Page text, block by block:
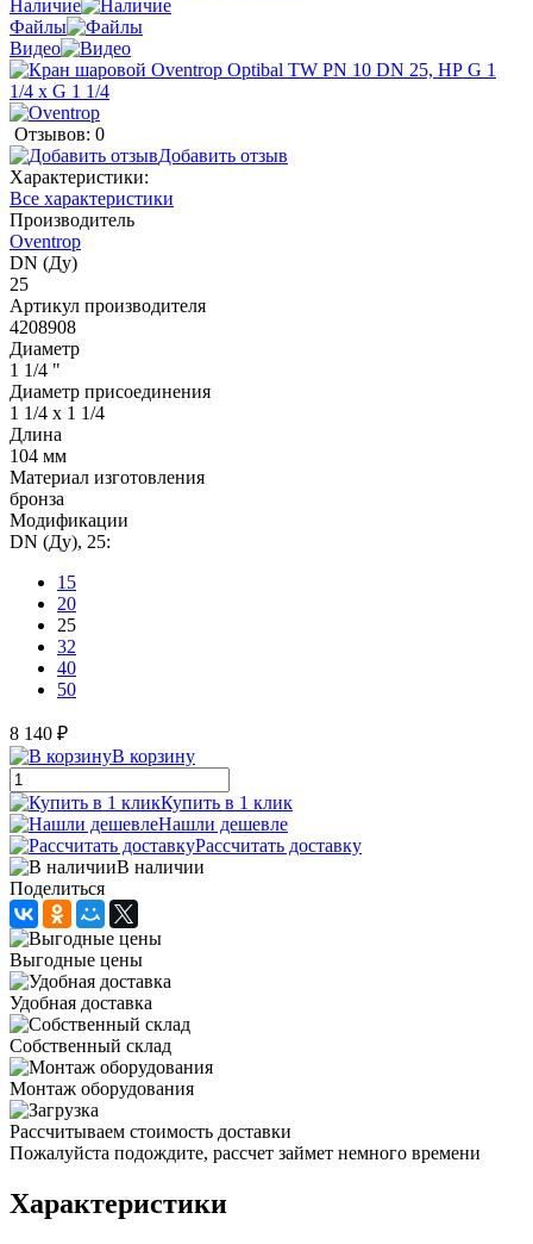
Наличие
Файлы
Видео
Отзывов: 0
Добавить отзыв
Характеристики:
Все характеристики
Производитель
Oventrop
DN (Ду)
25
Артикул производителя
4208908
Диаметр
1 1/4 "
Диаметр присоединения
1 1/4 x 1 1/4
Длина
104 мм
Материал изготовления
бронза
Модификации
DN (Ду), 25:
15
20
25
32
40
50
8 140 ₽
В корзину
Купить в 1 клик
Нашли дешевле
Рассчитать доставку
В наличии
Поделиться
Выгодные цены
Удобная доставка
Собственный склад
Монтаж оборудования
Рассчитываем стоимость доставки
Пожалуйста подождите, рассчет займет немного времени
Характеристики